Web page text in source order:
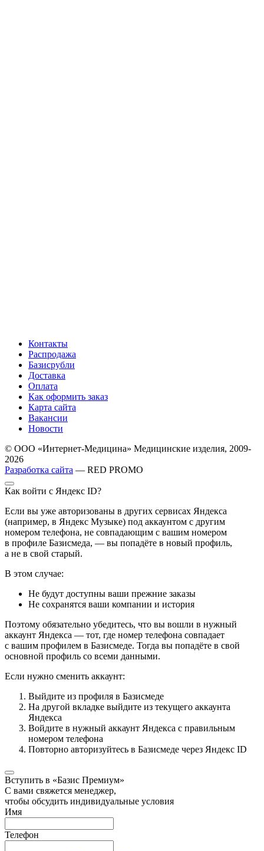
Контакты
Распродажа
Базисрубли
Доставка
Оплата
Как оформить заказ
Карта сайта
Вакансии
Новости
© ООО «Интернет-Медицина» Медицинские изделия, 2009-
2026
Разработка сайта — RED PROMO
Как войти с Яндекс ID?
Если вы уже авторизованы в других сервисах Яндекса
(например, в Яндекс Музыке) под аккаунтом с другим
номером телефона, не совпадающим с вашим номером
в профиле Базисмеда, — вы попадёте в новый профиль,
а не в свой старый.
В этом случае:
Не будут доступны ваши прежние заказы
Не сохранятся ваши компании и история
Поэтому обязательно убедитесь, что вы вошли в нужный
аккаунт Яндекса — тот, где номер телефона совпадает
с вашим профилем в Базисмеде. Тогда вы попадёте в свой
основной профиль со всеми данными.
Если нужно сменить аккаунт:
Выйдите из профиля в Базисмеде
На другой вкладке выйдите из текущего аккаунта
Яндекса
Войдите в нужный аккаунт Яндекса с правильным
номером телефона
Повторно авторизуйтесь в Базисмеде через Яндекс ID
Вступить в «Базис Премиум»
С вами свяжется менеджер,
чтобы обсудить индивидуальные условия
Имя
Телефон